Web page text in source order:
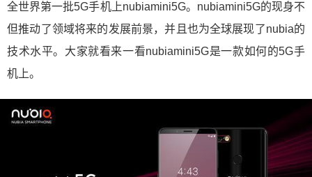
全世界第一批5G手机上nubiamini5G。nubiamini5G的现身不
但推动了领域将来的发展前景，并且也为全球展现了nubia的
技术水平。大家就看来一看nubiamini5G是一款如何的5G手
机上。